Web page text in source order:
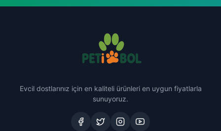
Evcil dostlarınız için en kaliteli ürünleri en uygun fiyatlarla
sunuyoruz.